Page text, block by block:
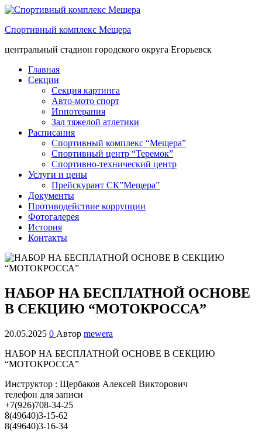
Спортивный комплекс Мещера
центральный стадион городского округа Егорьевск
Главная
Секции
Секция картинга
Авто-мото спорт
Иппотерапия
Зал тяжелой атлетики
Расписания
Спортивный комплекс “Мещера”
Спортивный центр “Теремок”
Спортивно-технический центр
Услуги и цены
Прейскурант СК”Мещера”
Документы
Противодействие коррупции
Фотогалерея
История
Контакты
НАБОР НА БЕСПЛАТНОЙ ОСНОВЕ
В СЕКЦИЮ “МОТОКРОССА”
20.05.2025 0 Автор mewera
НАБОР НА БЕСПЛАТНОЙ ОСНОВЕ В СЕКЦИЮ
“МОТОКРОССА”
Инструктор : Щербаков Алексей Викторович
телефон для записи
+7(926)708-34-25
8(49640)3-15-62
8(49640)3-16-34